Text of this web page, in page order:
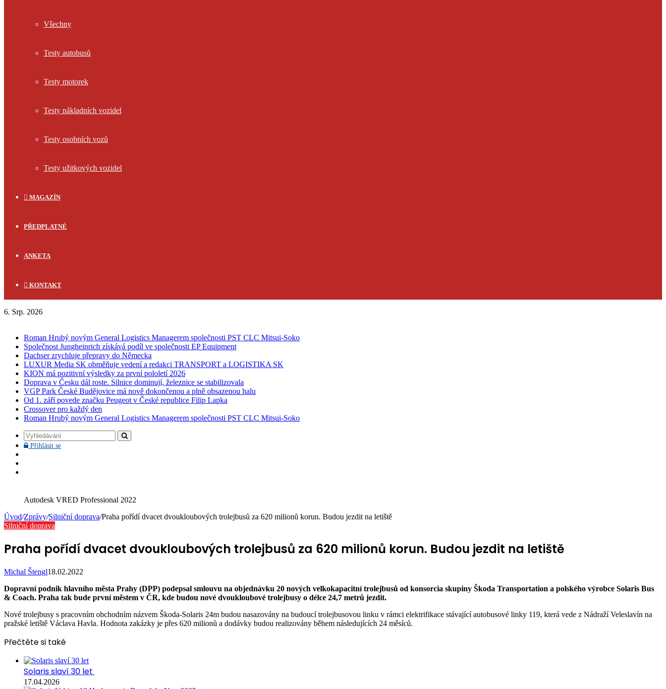
Všechny
Testy autobusů
Testy motorek
Testy nákladních vozidel
Testy osobních vozů
Testy užitkových vozidel
MAGAZÍN
PŘEDPLATNÉ
ANKETA
KONTAKT
6. Srp. 2026
Roman Hrubý novým General Logistics Managerem společnosti PST CLC Mitsui-Soko
Společnost Jungheinrich získává podíl ve společnosti EP Equipment
Dachser zrychluje přepravy do Německa
LUXUR Media SK obměňuje vedení a redakci TRANSPORT a LOGISTIKA SK
KION má pozitivní výsledky za první pololetí 2026
Doprava v Česku dál roste. Silnice dominují, železnice se stabilizovala
VGP Park České Budějovice má nově dokončenou a plně obsazenou halu
Od 1. září povede značku Peugeot v České republice Filip Lapka
Crossover pro každý den
Roman Hrubý novým General Logistics Managerem společnosti PST CLC Mitsui-Soko
Vyhledávání
Přihlásit sePřihlásit
Autodesk VRED Professional 2022
Úvod/Zprávy/Silniční doprava/Praha pořídí dvacet dvoukloubových trolejbusů za 620 milionů korun. Budou jezdit na letiště
Silniční doprava
Praha pořídí dvacet dvoukloubových trolejbusů za 620 milionů korun. Budou jezdit na letiště
Michal Štengl18.02.2022
Dopravní podnik hlavního města Prahy (DPP) podepsal smlouvu na objednávku 20 nových velkokapacitní trolejbusů od konsorcia skupiny Škoda Transportation a polského výrobce Solaris Bus
& Coach. Praha tak bude první městem v ČR, kde budou nové dvoukloubové trolejbusy o délce 24,7 metrů jezdit.
Nové trolejbusy s pracovním obchodním názvem Škoda-Solaris 24m budou nasazovány na budoucí trolejbusovou linku v rámci elektrifikace stávající autobusové linky 119, která vede z Nádraží Veleslavín na
pražské letiště Václava Havla. Hodnota zakázky je přes 620 milionů a dodávky budou realizovány během následujících 24 měsíců.
Přečtěte si také
Solaris slaví 30 let
17.04.2026